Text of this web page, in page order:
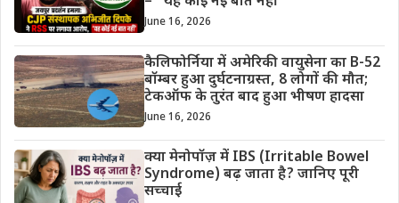
June 16, 2026
कैलिफोर्निया में अमेरिकी वायुसेना का B-52
बॉम्बर हुआ दुर्घटनाग्रस्त, 8 लोगों की मौत;
टेकऑफ के तुरंत बाद हुआ भीषण हादसा
June 16, 2026
क्या मेनोपॉज़ में IBS (Irritable Bowel
Syndrome) बढ़ जाता है? जानिए पूरी
सच्चाई